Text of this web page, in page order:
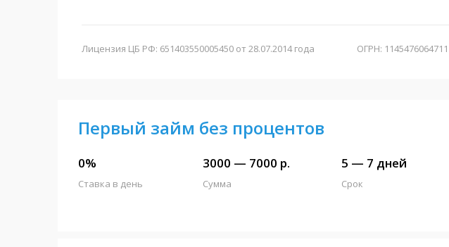
Лицензия ЦБ РФ: 651403550005450 от 28.07.2014 года ОГРН: 1145476064711
Первый займ без процентов
0%
Ставка в день
3000 — 7000 р.
Сумма
5 — 7 дней
Срок